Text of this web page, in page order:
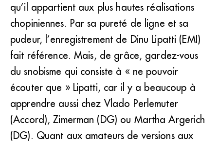
qu’il appartient aux plus hautes réalisations
chopiniennes. Par sa pureté de ligne et sa
pudeur, l’enregistrement de Dinu Lipatti (EMI)
fait référence. Mais, de grâce, gardez-vous
du snobisme qui consiste à « ne pouvoir
écouter que » Lipatti, car il y a beaucoup à
apprendre aussi chez Vlado Perlemuter
(Accord), Zimerman (DG) ou Martha Argerich
(DG). Quant aux amateurs de versions aux